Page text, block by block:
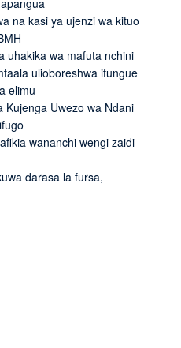
na kasi ya ujenzi wa kituo
uhakika wa mafuta nchini
ulioboreshwa ifungue
elimu
Kujenga Uwezo wa Ndani
wananchi wengi zaidi
darasa la fursa,